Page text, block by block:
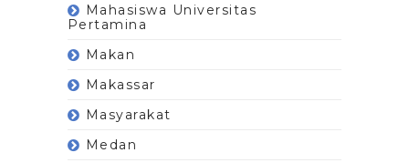
Mahasiswa Universitas
Pertamina
Makan
Makassar
Masyarakat
Medan